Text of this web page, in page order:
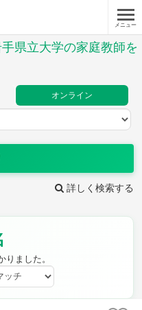
メニュー
県立大学の家庭教師を
オンライン
詳しく検索する
りました。
音楽